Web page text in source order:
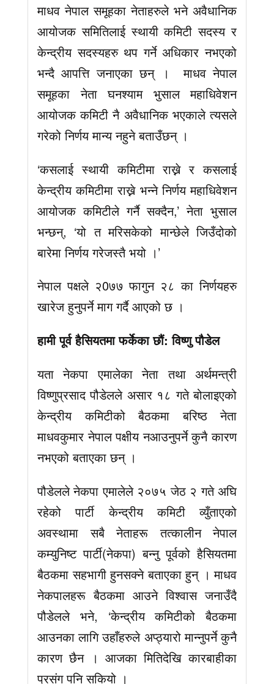
माधव नेपाल समूहका नेताहरुले भने अवैधानिक
आयोजक समितिलाई स्थायी कमिटी सदस्य र
केन्द्रीय सदस्यहरु थप गर्ने अधिकार नभएको
भन्दै आपत्ति जनाएका छन् । माधव नेपाल
समूहका नेता घनश्याम भुसाल महाधिवेशन
आयोजक कमिटी नै अवैधानिक भएकाले त्यसले
गरेको निर्णय मान्य नहुने बताउँछन् ।
‘कसलाई स्थायी कमिटीमा राख्ने र कसलाई
केन्द्रीय कमिटीमा राख्ने भन्ने निर्णय महाधिवेशन
आयोजक कमिटीले गर्नै सक्दैन,’ नेता भुसाल
भन्छन्, ‘यो त मरिसकेको मान्छेले जिउँदोको
बारेमा निर्णय गरेजस्तै भयो ।’
नेपाल पक्षले २0७७ फागुन २८ का निर्णयहरु
खारेज हुनुपर्ने माग गर्दै आएको छ ।
हामी पूर्व हैसियतमा फर्केका छौं: विष्णु पौडेल
यता नेकपा एमालेका नेता तथा अर्थमन्त्री
विष्णुप्रसाद पौडेलले असार १८ गते बोलाइएको
केन्द्रीय कमिटीको बैठकमा बरिष्ठ नेता
माधवकुमार नेपाल पक्षीय नआउनुपर्ने कुनै कारण
नभएको बताएका छन् ।
पौडेलले नेकपा एमालेले २०७५ जेठ २ गते अघि
रहेको पार्टी केन्द्रीय कमिटी व्युँताएको
अवस्थामा सबै नेताहरू तत्कालीन नेपाल
कम्युनिष्ट पार्टी(नेकपा) बन्नु पूर्वको हैसियतमा
बैठकमा सहभागी हुनसक्ने बताएका हुन् । माधव
नेकपालहरू बैठकमा आउने विश्वास जनाउँदै
पौडेलले भने, ‘केन्द्रीय कमिटीको बैठकमा
आउनका लागि उहाँहरुले अप्ठ्यारो मान्नुपर्ने कुनै
कारण छैन । आजका मितिदेखि कारबाहीका
प्रसंग पनि सकियो ।